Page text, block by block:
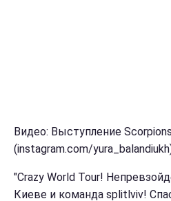
Видео: Выступление
(instagram.com/
"Crazy World Tour!
Киеве и команда splitlviv!